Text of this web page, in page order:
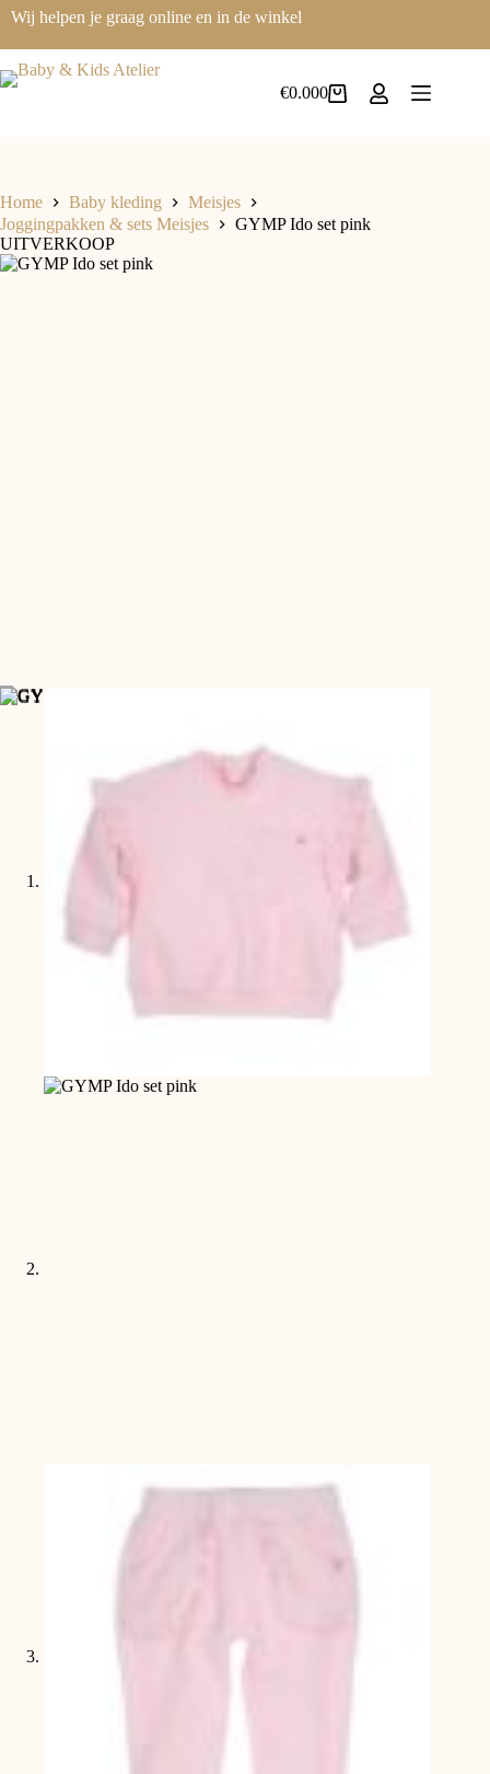
Wij helpen je graag online en in de winkel
€0.000
Home Baby kleding
Meisjes
Joggingpakken & sets Meisjes
GYMP Ido set pink
UITVERKOOP